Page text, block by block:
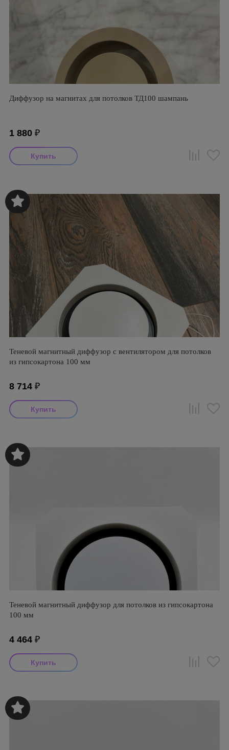
Диффузор на магнитах для потолков ТД100 шампань
1 880 ₽
Теневой магнитный диффузор с вентилятором для потолков
из гипсокартона 100 мм
8 714 ₽
Теневой магнитный диффузор для потолков из гипсокартона
100 мм
4 464 ₽